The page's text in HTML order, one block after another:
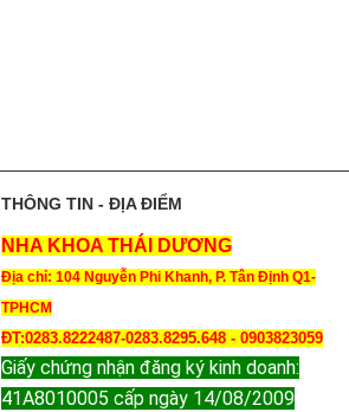
THÔNG TIN - ĐỊA ĐIỂM
NHA KHOA THÁI DƯƠNG
Địa chỉ: 104 Nguyễn Phi Khanh, P. Tân Định Q1-
TPHCM
ĐT:0283.8222487-0283.8295.648 - 0903823059
Giấy chứng nhận đăng ký kinh doanh:
41A8010005 cấp ngày 14/08/2009